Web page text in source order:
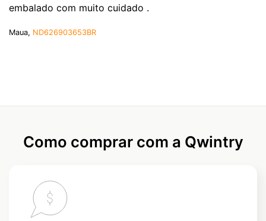
embalado com muito cuidado .
Maua, ND626903653BR
Como comprar com a Qwintry